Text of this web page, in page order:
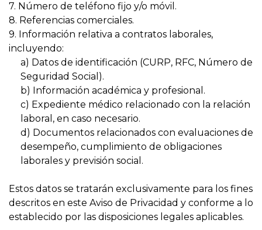
7. Número de teléfono fijo y/o móvil.
8. Referencias comerciales.
9. Información relativa a contratos laborales,
incluyendo:
a) Datos de identificación (CURP, RFC, Número de
Seguridad Social).
b) Información académica y profesional.
c) Expediente médico relacionado con la relación
laboral, en caso necesario.
d) Documentos relacionados con evaluaciones de
desempeño, cumplimiento de obligaciones
laborales y previsión social.
Estos datos se tratarán exclusivamente para los fines
descritos en este Aviso de Privacidad y conforme a lo
establecido por las disposiciones legales aplicables.